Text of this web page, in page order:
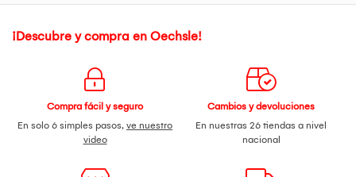
¡Descubre y compra en Oechsle!
Compra fácil y seguro
En solo 6 simples pasos, ve nuestro
video
Cambios y devoluciones
En nuestras 26 tiendas a nivel
nacional